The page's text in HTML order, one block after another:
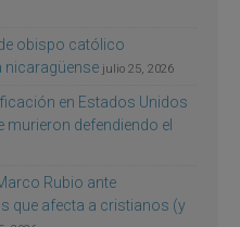
obispo católico
nicaragüense julio 25, 2026
en Estados Unidos
murieron defendiendo el
Rubio ante
que afecta a cristianos (y